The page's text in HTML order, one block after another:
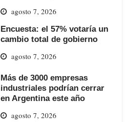
agosto 7, 2026
Encuesta: el 57% votaría un
cambio total de gobierno
agosto 7, 2026
Más de 3000 empresas
industriales podrían cerrar
en Argentina este año
agosto 7, 2026